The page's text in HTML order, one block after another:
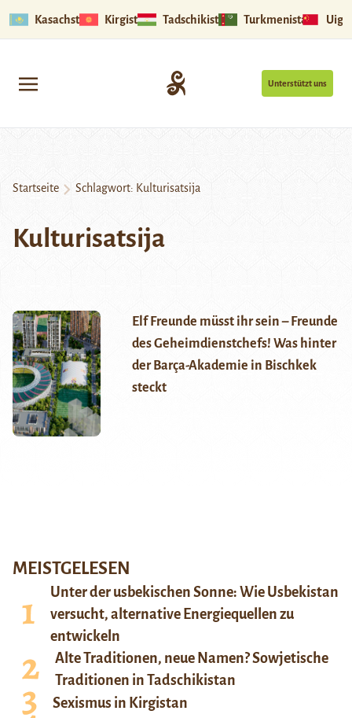
Kasachstan Kirgistan Tadschikistan Turkmenistan
Unterstützt uns
Startseite Schlagwort: Kulturisatsija
Kulturisatsija
Elf Freunde müsst ihr sein – Freunde
des Geheimdienstchefs! Was hinter
der Barça-Akademie in Bischkek
steckt
MEISTGELESEN
Unter der usbekischen Sonne: Wie Usbekistan
versucht, alternative Energiequellen zu
entwickeln
Alte Traditionen, neue Namen? Sowjetische
Traditionen in Tadschikistan
Sexismus in Kirgistan